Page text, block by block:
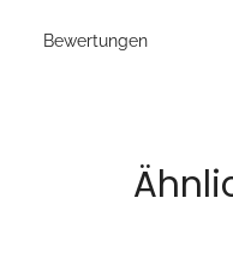
Bewertungen